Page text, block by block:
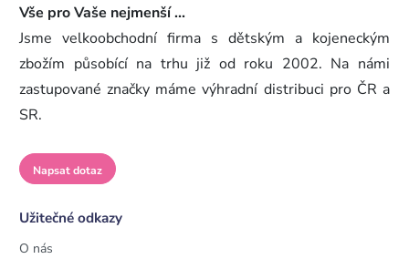
Vše pro Vaše nejmenší ...
Jsme velkoobchodní firma s dětským a kojeneckým
zbožím působící na trhu již od roku 2002. Na námi
zastupované značky máme výhradní distribuci pro ČR a
SR.
Napsat dotaz
Užitečné odkazy
O nás